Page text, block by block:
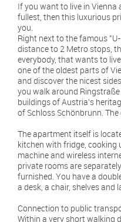
If you want to live in
fullest, then this luxurious
you.
Right next to the famous
distance to 2 Metro stops,
everybody, that wants to
one of the oldest parts of
and discover the nicest
you walk around
buildings of Austria's
of Schloss Schönbrunn.
The apartment itself is
kitchen with fridge, cooking
machine and wireless
private rooms are
furnished. You have a
a desk, a chair, shelves and
Connection to public
Within a very short walking